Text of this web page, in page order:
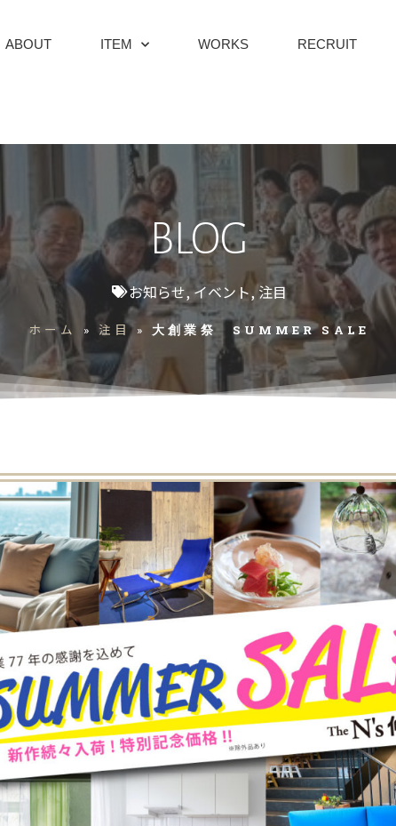
ABOUT ITEM WORKS RECRUIT
BLOG
お知らせ,イベント,注目
ホーム » 注目» 大創業祭 SUMMER SALE